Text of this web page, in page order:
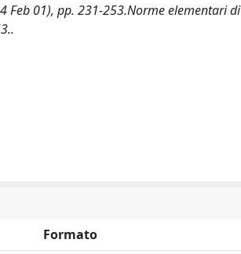
Feb 01), pp. 231-253.Norme elementari di
Formato